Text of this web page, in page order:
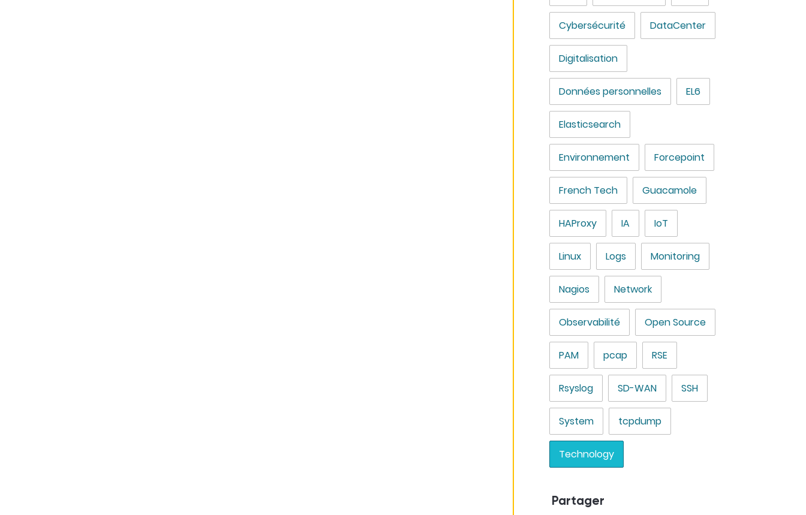
Cybersécurité DataCenter
Digitalisation
Données personnelles EL6
Elasticsearch
Environnement Forcepoint
French Tech Guacamole
HAProxy IA IoT
Linux Logs Monitoring
Nagios Network
Observabilité Open Source
PAM pcap RSE
Rsyslog SD-WAN SSH
System tcpdump
Technology
Partager